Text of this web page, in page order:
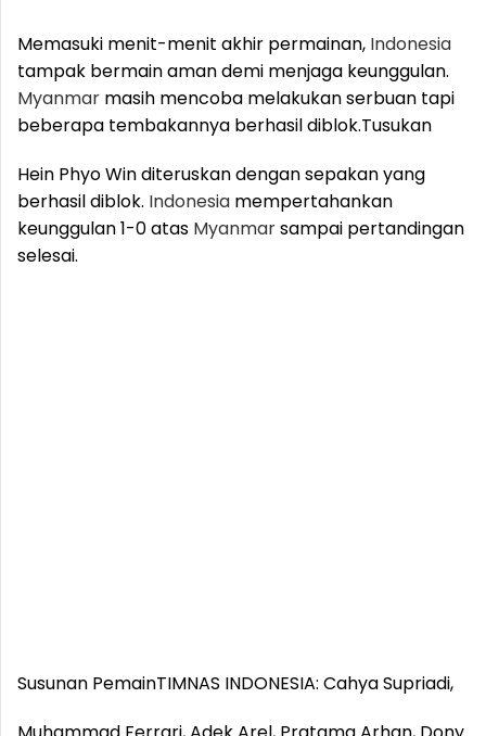
Memasuki menit-menit akhir permainan, Indonesia
tampak bermain aman demi menjaga keunggulan.
Myanmar masih mencoba melakukan serbuan tapi
beberapa tembakannya berhasil diblok.Tusukan
Hein Phyo Win diteruskan dengan sepakan yang
berhasil diblok. Indonesia mempertahankan
keunggulan 1-0 atas Myanmarsampai pertandingan
selesai.
Susunan PemainTIMNAS INDONESIA: Cahya Supriadi,